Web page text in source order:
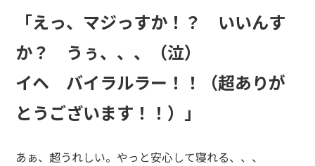
「えっ、マジっすか！？ いいんす
か？ うぅ、、、（泣）
イヘ バイラルラー！！（超ありが
とうございます！！）」
あぁ、超うれしい。やっと安心して寝れる、、、